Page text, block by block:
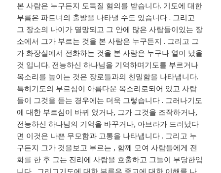
본 사람은 누구든지 도둑질 혐의를 받습니다. 기도에 대한
부름은 파트너의 출발을 나타낼 수도 있습니다 . 그리고
그 장소의 나이가 멸망되고 그 안에 많은 사람들이있는 장
소에서 그가 부르는 것을 본 사람은 누구든지 . 그리고 그
가 화장실에서 전화하는 것을 본 사람은 누구나 열이 났을
것 입니다. 전능하신 하나님을 기억하며기도를 부르거나
목소리를 높이는 것은 장로들과의 친밀함을 나타냅니다.
특히기도의 부르심이 아름다운 목소리로되어 있고 사람
들이 그것을 듣는 경우에는 더욱 그렇습니다 . 그러나기도
에 대한 부르심이 바뀌 었거나, 그가 그것을 조작하거나,
전능하신 하나님의 기억을 바꾸거나, 아브라가 드러났다
면 이것은 나쁜 무모함과 고통을 나타냅니다 . 그리고 누
구든지 그가 것을보고 부르는 , 함께 모여 사람들에게 전
화를 한 후 그는 진리에 사람을 호출하고 그들이 부당한입